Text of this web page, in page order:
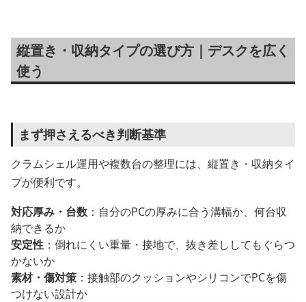
縦置き・収納タイプの選び方｜デスクを広く
使う
まず押さえるべき判断基準
クラムシェル運用や複数台の整理には、縦置き・収納タイ
プが便利です。
対応厚み・台数 ：自分のPCの厚みに合う溝幅か、何台収
納できるか
安定性 ：倒れにくい重量・接地で、抜き差ししてもぐらつ
かないか
素材・傷対策 ：接触部のクッションやシリコンでPCを傷
つけない設計か